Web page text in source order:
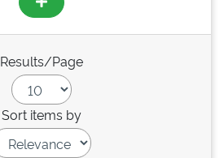
Results/Page
Sort items by